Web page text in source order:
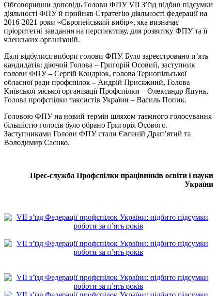
Обговоривши доповідь Голови ФПУ VII З’їзд підбив підсумки
діяльності ФПУ й прийняв Стратегію діяльності федерації на
2016-2021 роки «Європейський вибір», яка визначає
пріоритетні завдання на перспективу, для розвитку ФПУ та її
членських організацій.
Далі відбулися вибори голови ФПУ. Було зареєстровано п’ять
кандидатів: діючий Голова – Григорій Осовий, заступник
голови ФПУ – Сергій Кондрюк, голова Тернопільської
обласної ради профспілок – Андрій Присяжний, Голова
Київської міської організації Профспілки – Олександр Яцунь,
Голова профспілки таксистів України – Василь Попик.
Головою ФПУ на новий термін шляхом таємного голосування
більшістю голосів було обрано Григорія Осового.
Заступниками Голови ФПУ стали Євгеній Драп’ятий та
Володимир Саєнко.
Прес-служба Профспілки працівників освіти і науки
України